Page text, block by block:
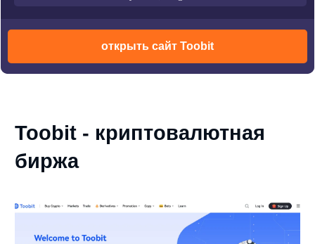
открыть сайт Toobit
Toobit - криптовалютная
биржа